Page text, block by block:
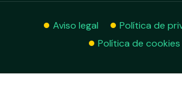
Aviso legal
Política de
Política de cookies